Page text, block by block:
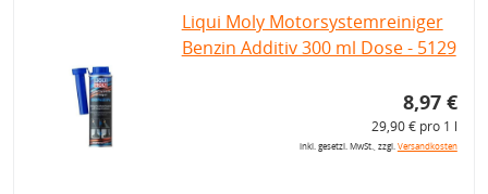
Liqui Moly Motorsystemreiniger
Benzin Additiv 300 ml Dose - 5129
8,97 €
29,90 € pro 1 l
inkl. gesetzl. MwSt., zzgl.Versandkosten